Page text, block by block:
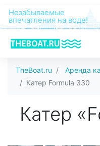
Незабываемые
впечатления на воде!
TheBoat.ru
Аренда
Катер Formula 330
Катер